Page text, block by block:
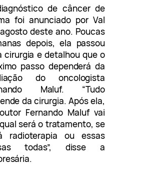
de câncer de
foi anunciado por Val
deste ano. Poucas
depois, ela passou
cirurgia e detalhou que o
passo dependerá da
do oncologista
Maluf. “Tudo
da cirurgia. Após ela,
Fernando Maluf vai
será o tratamento, se
radioterapia ou essas
todas”, disse a